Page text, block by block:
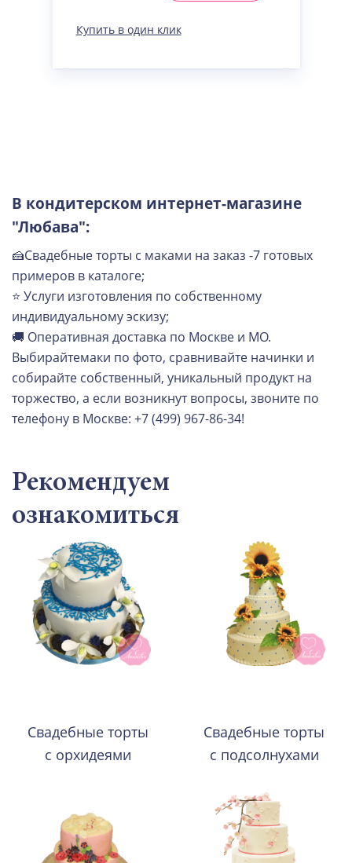
Купить в один клик
В кондитерском интернет-магазине
"Любава":
🍰Свадебные торты с маками на заказ -7 готовых
примеров в каталоге;
⭐ Услуги изготовления по собственному
индивидуальному эскизу;
🚚 Оперативная доставка по Москве и МО.
Выбирайтемаки по фото, сравнивайте начинки и
собирайте собственный, уникальный продукт на
торжество, а если возникнут вопросы, звоните по
телефону в Москве: +7 (499) 967-86-34!
Рекомендуем
ознакомиться
Свадебные торты
с орхидеями
Свадебные торты
с подсолнухами